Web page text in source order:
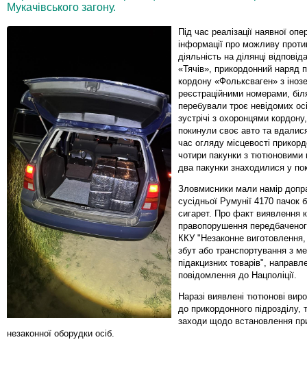
Мукачівського загону.
Під час реалізації наявної
інформації про можливу
діяльність на ділянці
«Тячів», прикордонний наряд
кордону «Фольксваген» з
реєстраційними номерами,
перебували троє невідомих
зустрічі з охоронцями
покинули своє авто та
час огляду місцевості
чотири пакунки з
два пакунки знаходилися у
Зловмисники мали намір
сусідньої Румунії 4170 пачок
сигарет. Про факт виявлення
правопорушення
ККУ "Незаконне виготовлення,
збут або транспортування з
підакцизних товарів",
повідомлення до Нацполіції.
Наразі виявлені тютюнові
до прикордонного підрозділу,
заходи щодо встановлення
незаконної оборудки осіб.